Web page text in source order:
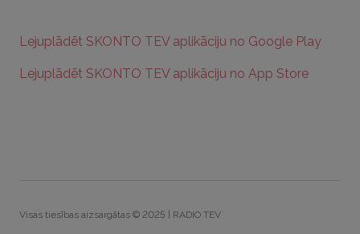
Lejuplādēt SKONTO TEV aplikāciju no Google Play
Lejuplādēt SKONTO TEV aplikāciju no App Store
Visas tiesības aizsargātas © 2025 | RADIO TEV